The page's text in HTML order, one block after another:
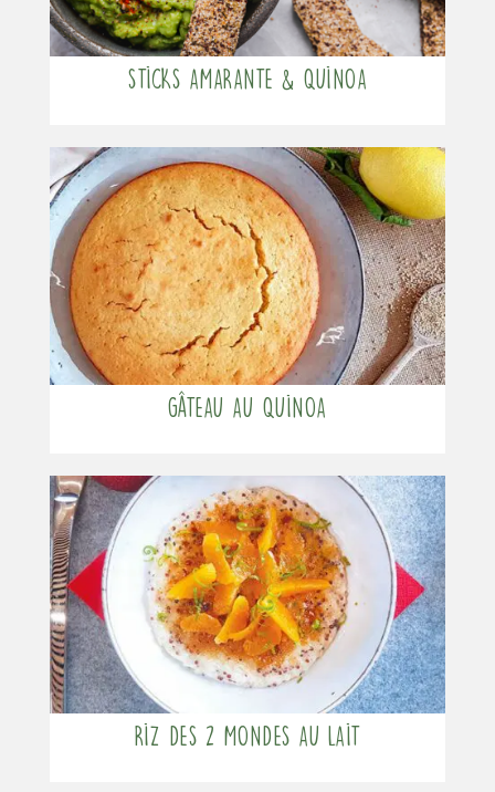
Sticks Amarante & Quinoa
Gâteau au quinoa
Riz des 2 mondes au lait